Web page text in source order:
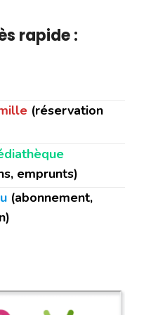
rapide :
(réservation
emprunts)
(abonnement,